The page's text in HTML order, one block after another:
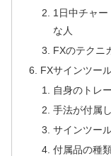
1日中チャー
な人
FXのテクニ
FXサインツー
自身のトレ
手法が付属
サインツー
付属品の種